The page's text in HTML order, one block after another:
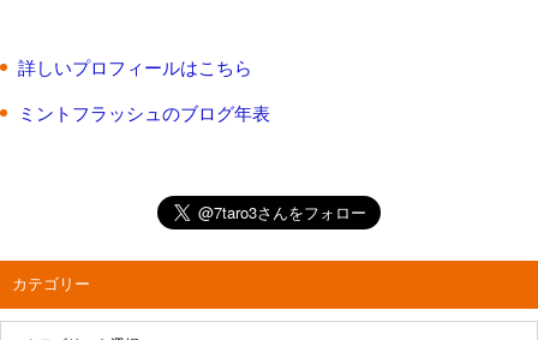
詳しいプロフィールはこちら
ミントフラッシュのブログ年表
カテゴリー